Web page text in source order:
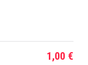
1,00 €